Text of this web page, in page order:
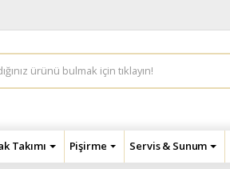
Takımı Pişirme Servis & Sunum